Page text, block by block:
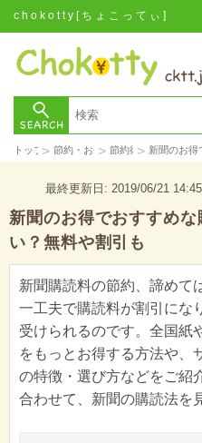
chokotty[ちょこってぃ]
トップ> 節約・お金> 節約術> 新聞のお得
最終更新日: 2019/06/21 14:45
新聞のお得でおすすめ
い？無料や割引も
新聞購読料の節約、諦めて
一工夫で購読料が割引にな
受けられるのです。全国紙
をもっとお得する方法や、
の特徴・選び方などをご紹
合わせて、新聞の購読法を